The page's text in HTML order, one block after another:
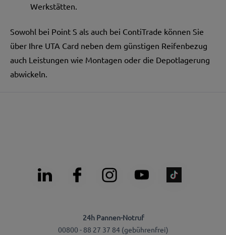
Werkstätten.
Sowohl bei Point S als auch bei ContiTrade können Sie
über Ihre UTA Card neben dem günstigen Reifenbezug
auch Leistungen wie Montagen oder die Depotlagerung
abwickeln.
24h Pannen-Notruf
00800 - 88 27 37 84 (gebührenfrei)